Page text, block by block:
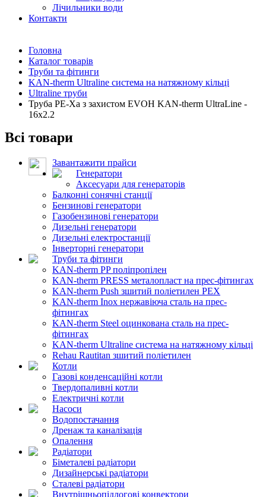
Лічильники води
Контакти
Головна
Каталог товарів
Труби та фітинги
KAN-therm Ultraline система на натяжному кільці
Ultraline труби
Труба PE-Xa з захистом EVOH KAN-therm UltraLine -
16x2.2
Всі товари
Завантажити прайси
Генератори
Аксесуари для генераторів
Балконні сонячні станції
Бензинові генератори
Газобензинові генератори
Дизельні генератори
Дизельні електростанції
Інверторні генератори
Труби та фітинги
KAN-therm PP поліпропілен
KAN-therm PRESS металопласт на прес-фітингах
KAN-therm Push зшитий поліетилен PEX
KAN-therm Inox нержавіюча сталь на прес-
фітингах
KAN-therm Steel оцинкована сталь на прес-
фітингах
KAN-therm Ultraline система на натяжному кільці
Rehau Rautitan зшитий поліетилен
Котли
Газові конденсаційні котли
Твердопаливні котли
Електричні котли
Насоси
Водопостачання
Дренаж та каналізація
Опалення
Радіатори
Біметалеві радіатори
Дизайнерські радіатори
Сталеві радіатори
Внутрішньопідлогові конвектори